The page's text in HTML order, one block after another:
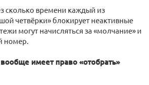
сколько времени каждый из
четвёрки» блокирует неактивные
могут начисляться за «молчание» и
номер.
имеет право «отобрать»